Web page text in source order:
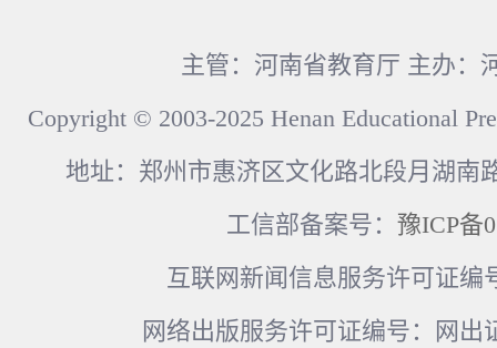
主管：河南省教育厅 主办：
Copyright © 2003-2025 Henan Educational
地址：郑州市惠济区文化路北段月湖南
工信部备案号： 豫ICP备
互联网新闻信息服务许可证编
网络出版服务许可证编号：网出